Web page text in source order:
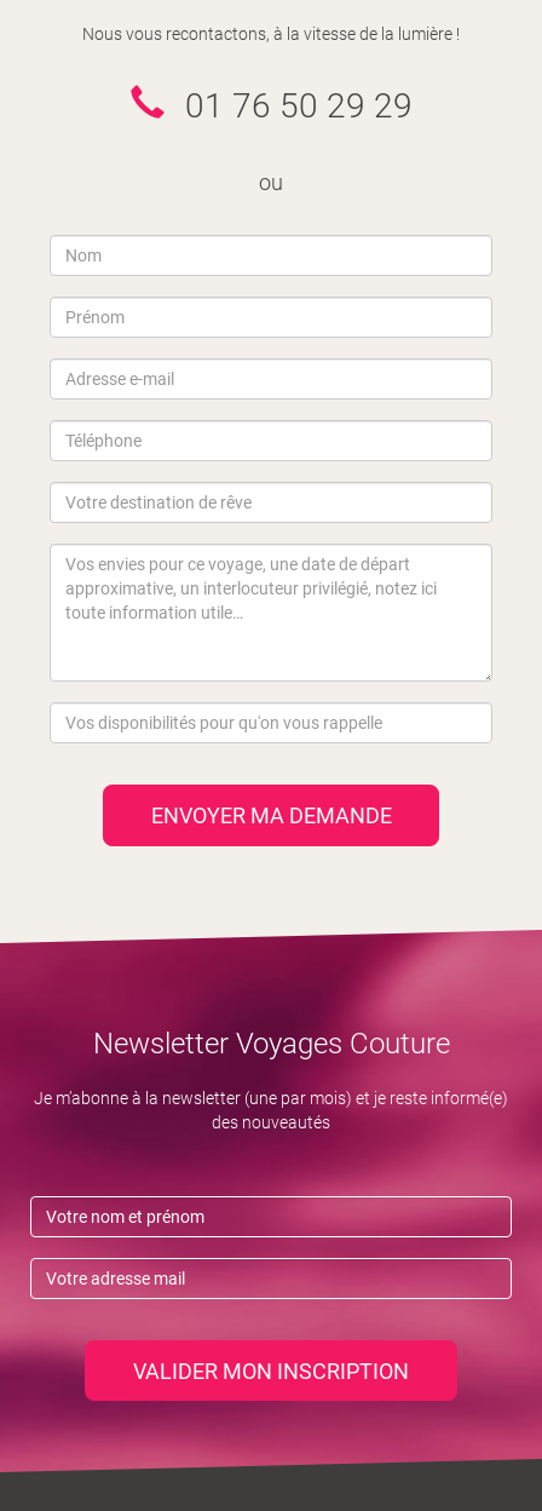
Nous vous recontactons, à la vitesse de la lumière !
01 76 50 29 29
ou
ENVOYER MA DEMANDE
Newsletter Voyages Couture
Je m’abonne à la newsletter (une par mois) et je reste informé(e)
des nouveautés
VALIDER MON INSCRIPTION